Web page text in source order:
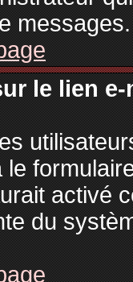
messages.
le lien
activé
du